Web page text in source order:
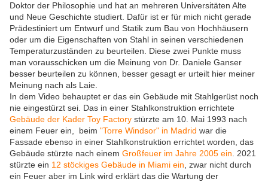
Doktor der Philosophie und hat an mehreren Universitäten Alte
und Neue Geschichte studiert. Dafür ist er für mich nicht gerade
Prädestiniert um Entwurf und Statik zum Bau von Hochhäusern
oder um die Eigenschaften von Stahl in seinen verschiedenen
Temperaturzuständen zu beurteilen. Diese zwei Punkte muss
man vorausschicken um die Meinung von Dr. Daniele Ganser
besser beurteilen zu können, besser gesagt er urteilt hier meiner
Meinung nach als Laie.
In dem Video behauptet er das ein Gebäude mit Stahlgerüst noch
nie eingestürzt sei. Das in einer Stahlkonstruktion errichtete
Gebäude der Kader Toy Factory stürzte am 10. Mai 1993 nach
einem Feuer ein, beim "Torre Windsor" in Madrid war die
Fassade ebenso in einer Stahlkonstruktion errichtet worden, das
Gebäude stürzte nach einem Großfeuer im Jahre 2005 ein . 2021
stürzte ein 12 stöckiges Gebäude in Miami ein , zwar nicht durch
ein Feuer aber im Link wird erklärt das die Wartung der